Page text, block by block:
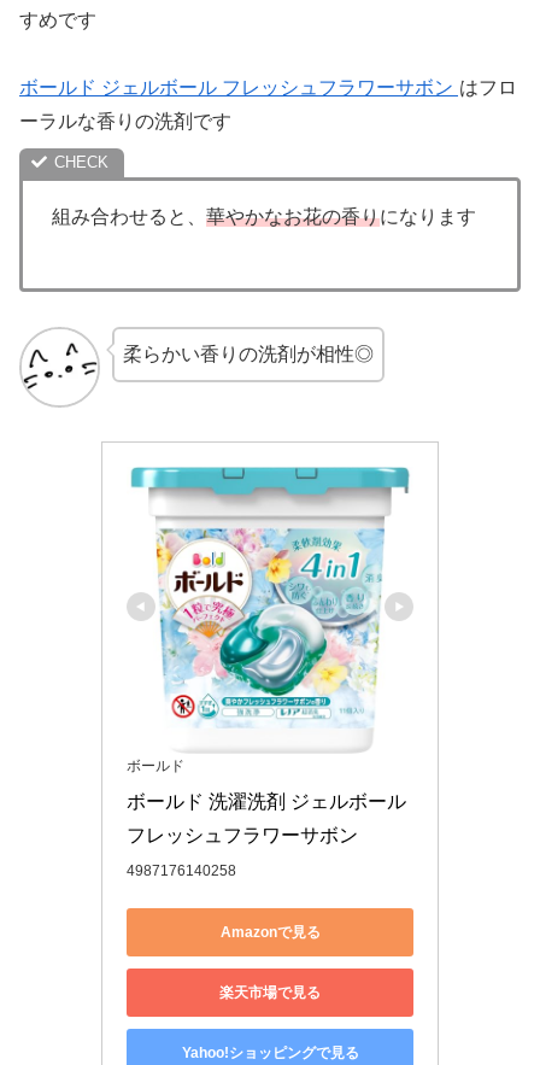
すめです
ボールド ジェルボール フレッシュフラワーサボン はフロ
ーラルな香りの洗剤です
組み合わせると、 華やかなお花の香りになります
柔らかい香りの洗剤が相性◎
ボールド
ボールド 洗濯洗剤 ジェルボール
フレッシュフラワーサボン
4987176140258
Amazonで見る
楽天市場で見る
Yahoo!ショッピングで見る